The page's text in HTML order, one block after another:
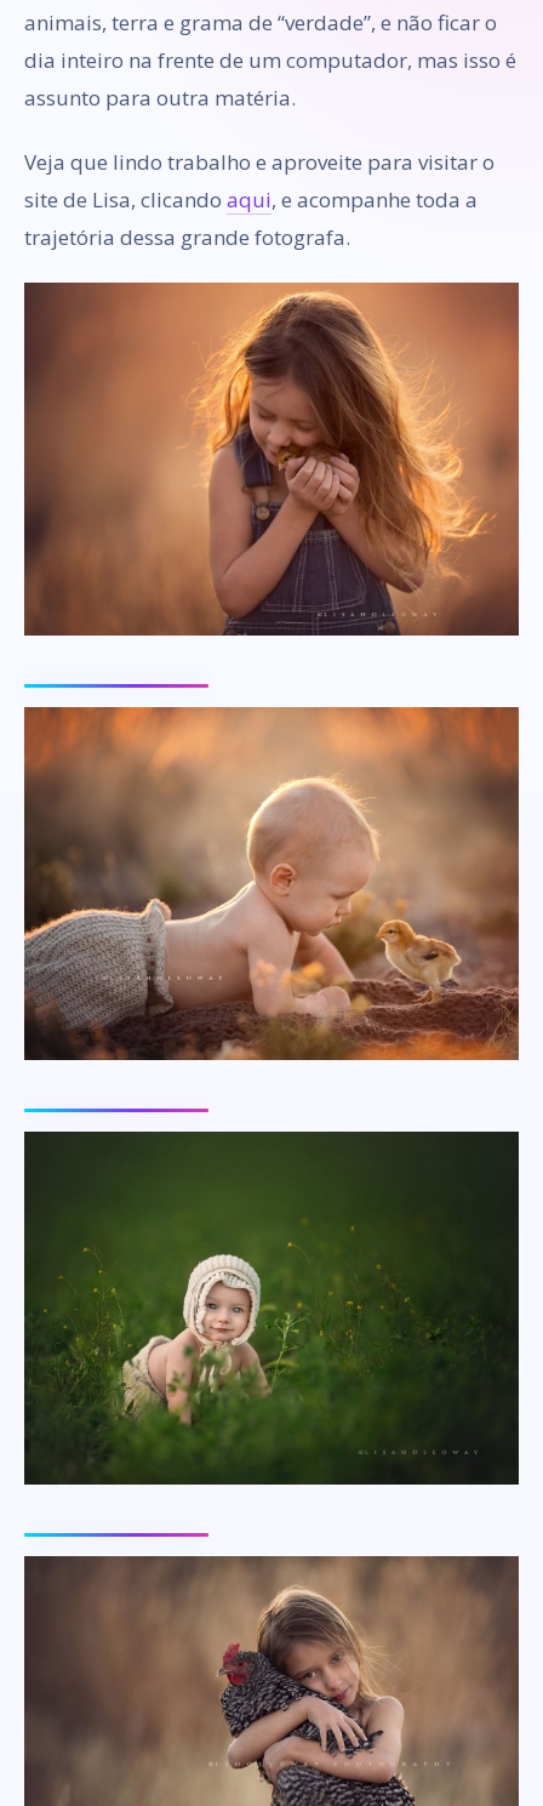
animais, terra e grama de “verdade”, e não ficar o
dia inteiro na frente de um computador, mas isso é
assunto para outra matéria.
Veja que lindo trabalho e aproveite para visitar o
site de Lisa, clicando aqui, e acompanhe toda a
trajetória dessa grande fotografa.